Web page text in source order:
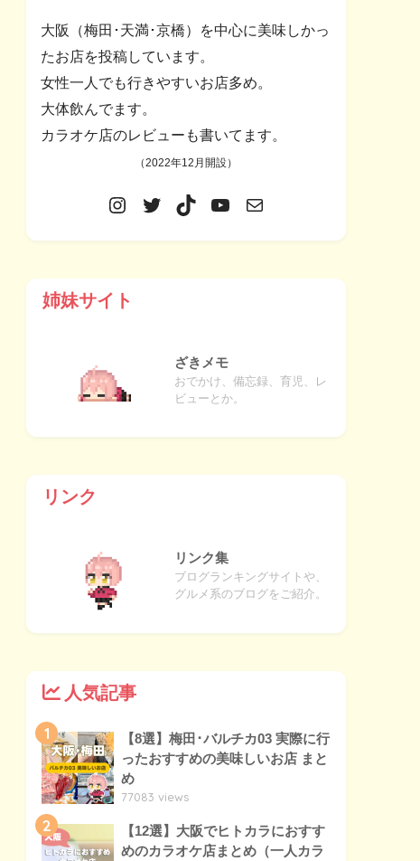
大阪（梅田･天満･京橋）を中心に美味しかっ
たお店を投稿しています。
女性一人でも行きやすいお店多め。
大体飲んでます。
カラオケ店のレビューも書いてます。
（2022年12月開設）
姉妹サイト
ざきメモ
おでかけ、備忘録、育児、レ
ビューとか。
リンク
リンク集
ブログランキングサイトや、
グルメ系のブログをご紹介。
人気記事
1
【8選】梅田･バルチカ03 実際に行
ったおすすめの美味しいお店 まと
め
77083 views
2
【12選】大阪でヒトカラにおすす
めのカラオケ店まとめ（一人カラ